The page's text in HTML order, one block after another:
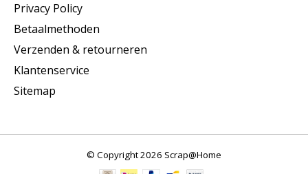
Privacy Policy
Betaalmethoden
Verzenden & retourneren
Klantenservice
Sitemap
© Copyright 2026 Scrap@Home